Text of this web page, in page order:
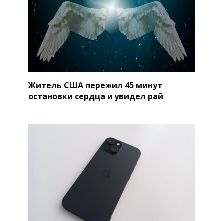
Житель США пережил 45 минут
остановки сердца и увидел рай